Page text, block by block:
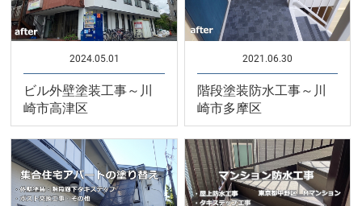
2024.05.01
ビル外壁塗装工事～川
崎市高津区
2021.06.30
階段塗装防水工事～川
崎市多摩区